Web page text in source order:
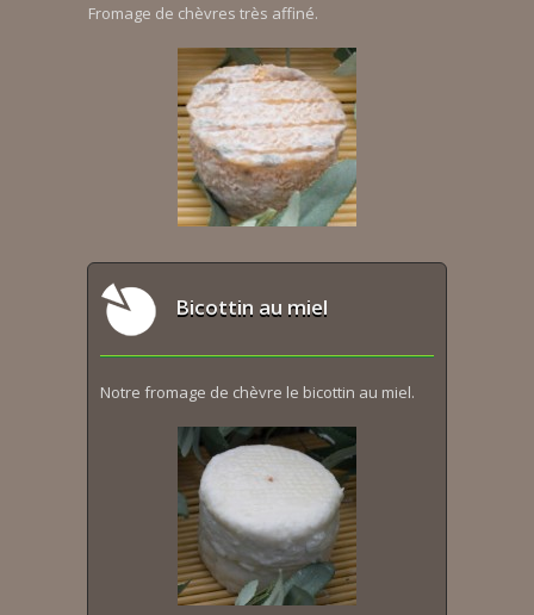
Fromage de chèvres très affiné.
Bicottin au miel
Notre fromage de chèvre le bicottin au miel.